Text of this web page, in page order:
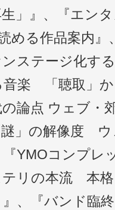
」』、『エン
める作品案内』
ステージ化す
音楽 「聴取」
の論点 ウェブ・
謎」の解像度 ウ
YMOコンプレ
テリの本流 本
、『バンド臨